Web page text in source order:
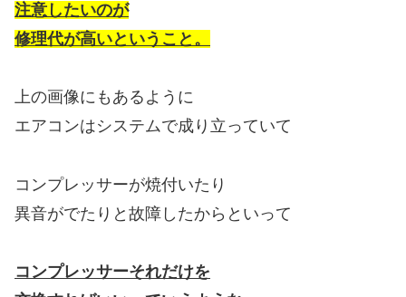
注意したいのが
修理代が高いということ。
上の画像にもあるように
エアコンはシステムで成り立っていて
コンプレッサーが焼付いたり
異音がでたりと故障したからといって
コンプレッサーそれだけを